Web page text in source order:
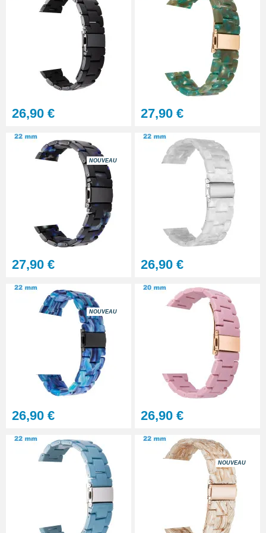
montre - 12 outils
32,90 €
Marteau d'horlogerie
professionnel
8,90 €
Chasse Goupille Montre
20,90 €
Porte-bracelet réparation montre
5,90 €
Kit Reparer Bracelet Montre
Bloc Support - Outil Reparation
Bracelet Montre
5,90 €
Kit Chasse Goupille Montre
diam. 0,40 à 2 mm
44,90 €
36,90 €
Kit Réparation Montre
Multifonction
23,90 €
26,90 € 27,90 €
NOUVEAU
27,90 € 26,90 €
NOUVEAU
26,90 € 26,90 €
NOUVEAU